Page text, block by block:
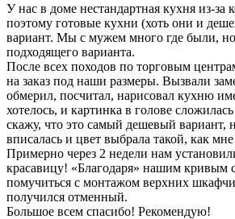
У нас в доме нестандартная кухня из-за
поэтому готовые кухни (хоть они и
вариант. Мы с мужем много где были,
подходящего варианта.
После всех походов по торговым
на заказ под наши размеры. Вызвали
обмерил, посчитал, нарисовал кухню
хотелось, и картинка в голове
скажу, что это самый дешевый вариант,
вписалась и цвет выбрала такой, как
Примерно через 2 недели нам
красавицу! «Благодаря» нашим кривым
помучиться с монтажом верхних
получился отменный.
Большое всем спасибо! Рекомендую!